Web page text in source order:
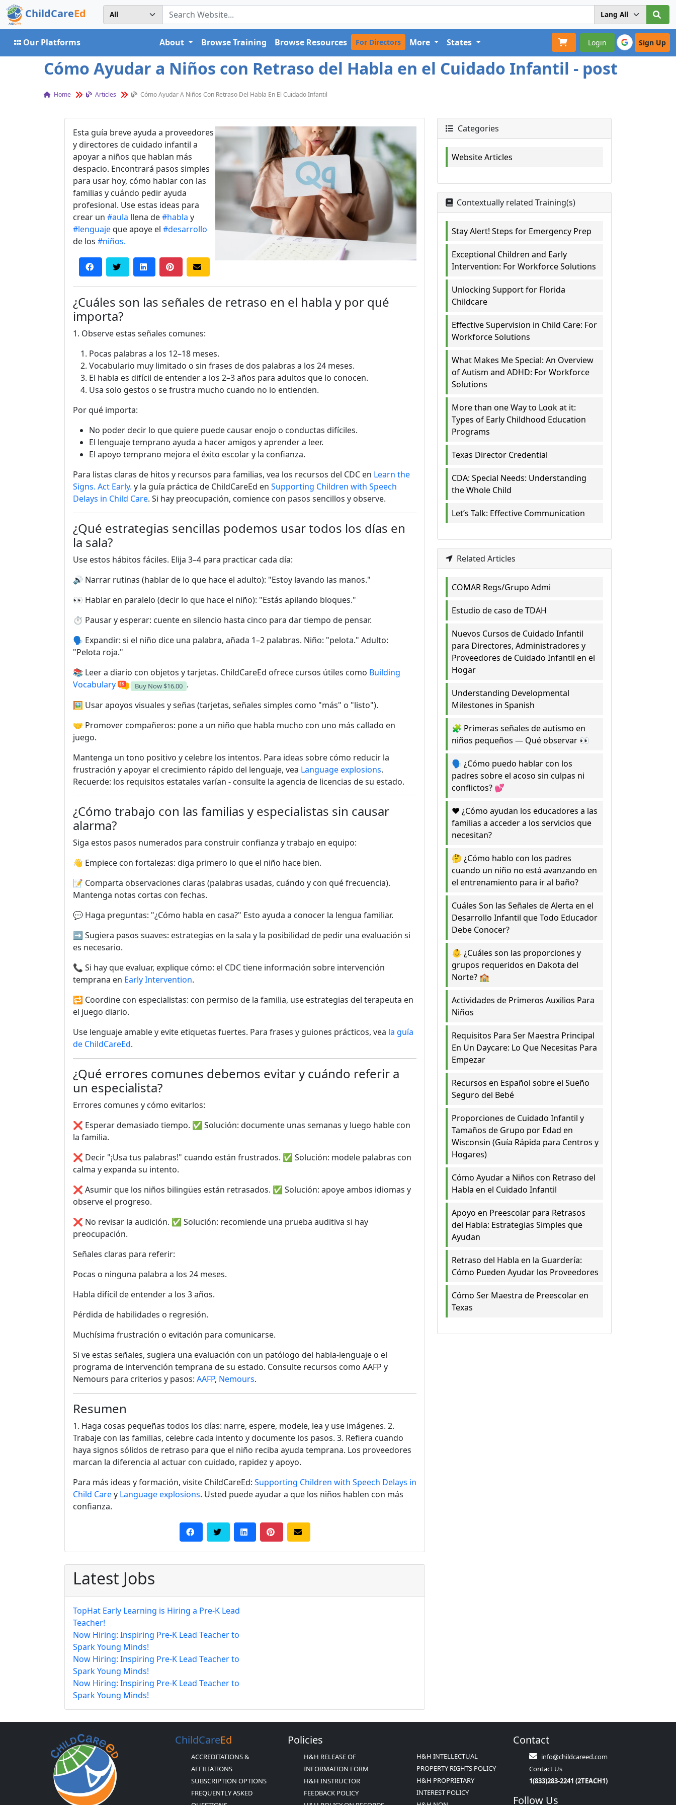
ChildCareEd
Our Platforms Login Sign Up
About Browse Training Browse Resources For Directors More States
Cómo Ayudar a Niños con Retraso del Habla en el Cuidado Infantil - post
Home Articles Cómo Ayudar A Niños Con Retraso Del Habla En El Cuidado Infantil
Esta guía breve ayuda a proveedores
y directores de cuidado infantil a
apoyar a niños que hablan más
despacio. Encontrará pasos simples
para usar hoy, cómo hablar con las
familias y cuándo pedir ayuda
profesional. Use estas ideas para
crear un #aula llena de#habla y
#lenguajeque apoye el #desarrollo
de los #niños.
¿Cuáles son las señales de retraso en el habla y por qué
importa?
1. Observe estas señales comunes:
Pocas palabras a los 12–18 meses.
Vocabulario muy limitado o sin frases de dos palabras a los 24 meses.
El habla es difícil de entender a los 2–3 años para adultos que lo conocen.
Usa solo gestos o se frustra mucho cuando no lo entienden.
Por qué importa:
No poder decir lo que quiere puede causar enojo o conductas difíciles.
El lenguaje temprano ayuda a hacer amigos y aprender a leer.
El apoyo temprano mejora el éxito escolar y la confianza.
Para listas claras de hitos y recursos para familias, vea los recursos del CDC en Learn the
Signs. Act Early. y la guía práctica de ChildCareEd en Supporting Children with Speech
Delays in Child Care. Si hay preocupación, comience con pasos sencillos y observe.
¿Qué estrategias sencillas podemos usar todos los días en
la sala?
Use estos hábitos fáciles. Elija 3–4 para practicar cada día:
🔊 Narrar rutinas (hablar de lo que hace el adulto): "Estoy lavando las manos."
👀 Hablar en paralelo (decir lo que hace el niño): "Estás apilando bloques."
⏱️ Pausar y esperar: cuente en silencio hasta cinco para dar tiempo de pensar.
🗣️ Expandir: si el niño dice una palabra, añada 1–2 palabras. Niño: "pelota." Adulto:
"Pelota roja."
📚 Leer a diario con objetos y tarjetas. ChildCareEd ofrece cursos útiles como Building
Vocabulary
Buy Now $16.00 .
🖼️ Usar apoyos visuales y señas (tarjetas, señales simples como "más" o "listo").
🤝 Promover compañeros: pone a un niño que habla mucho con uno más callado en
juego.
Mantenga un tono positivo y celebre los intentos. Para ideas sobre cómo reducir la
frustración y apoyar el crecimiento rápido del lenguaje, vea Language explosions.
Recuerde: los requisitos estatales varían - consulte la agencia de licencias de su estado.
¿Cómo trabajo con las familias y especialistas sin causar
alarma?
Siga estos pasos numerados para construir confianza y trabajo en equipo:
👋 Empiece con fortalezas: diga primero lo que el niño hace bien.
📝 Comparta observaciones claras (palabras usadas, cuándo y con qué frecuencia).
Mantenga notas cortas con fechas.
💬 Haga preguntas: "¿Cómo habla en casa?" Esto ayuda a conocer la lengua familiar.
➡️ Sugiera pasos suaves: estrategias en la sala y la posibilidad de pedir una evaluación si
es necesario.
📞 Si hay que evaluar, explique cómo: el CDC tiene información sobre intervención
temprana en Early Intervention.
🔁 Coordine con especialistas: con permiso de la familia, use estrategias del terapeuta en
el juego diario.
Use lenguaje amable y evite etiquetas fuertes. Para frases y guiones prácticos, vea la guía
de ChildCareEd.
¿Qué errores comunes debemos evitar y cuándo referir a
un especialista?
Errores comunes y cómo evitarlos:
❌ Esperar demasiado tiempo. ✅ Solución: documente unas semanas y luego hable con
la familia.
❌ Decir "¡Usa tus palabras!" cuando están frustrados. ✅ Solución: modele palabras con
calma y expanda su intento.
❌ Asumir que los niños bilingües están retrasados. ✅ Solución: apoye ambos idiomas y
observe el progreso.
❌ No revisar la audición. ✅ Solución: recomiende una prueba auditiva si hay
preocupación.
Señales claras para referir:
Pocas o ninguna palabra a los 24 meses.
Habla difícil de entender a los 3 años.
Pérdida de habilidades o regresión.
Muchísima frustración o evitación para comunicarse.
Si ve estas señales, sugiera una evaluación con un patólogo del habla-lenguaje o el
programa de intervención temprana de su estado. Consulte recursos como AAFP y
Nemours para criterios y pasos: AAFP, Nemours.
Resumen
1. Haga cosas pequeñas todos los días: narre, espere, modele, lea y use imágenes. 2.
Trabaje con las familias, celebre cada intento y documente los pasos. 3. Refiera cuando
haya signos sólidos de retraso para que el niño reciba ayuda temprana. Los proveedores
marcan la diferencia al actuar con cuidado, rapidez y apoyo.
Para más ideas y formación, visite ChildCareEd: Supporting Children with Speech Delays in
Child Carey Language explosions. Usted puede ayudar a que los niños hablen con más
confianza.
Latest Jobs
TopHat Early Learning is Hiring a Pre-K Lead
Teacher!
Now Hiring: Inspiring Pre-K Lead Teacher to
Spark Young Minds!
Now Hiring: Inspiring Pre-K Lead Teacher to
Spark Young Minds!
Now Hiring: Inspiring Pre-K Lead Teacher to
Spark Young Minds!
Categories
Website Articles
Contextually related Training(s)
Stay Alert! Steps for Emergency Prep
Exceptional Children and Early
Intervention: For Workforce Solutions
Unlocking Support for Florida
Childcare
Effective Supervision in Child Care: For
Workforce Solutions
What Makes Me Special: An Overview
of Autism and ADHD: For Workforce
Solutions
More than one Way to Look at it:
Types of Early Childhood Education
Programs
Texas Director Credential
CDA: Special Needs: Understanding
the Whole Child
Let’s Talk: Effective Communication
Related Articles
COMAR Regs/Grupo Admi
Estudio de caso de TDAH
Nuevos Cursos de Cuidado Infantil
para Directores, Administradores y
Proveedores de Cuidado Infantil en el
Hogar
Understanding Developmental
Milestones in Spanish
🧩 Primeras señales de autismo en
niños pequeños — Qué observar 👀
🗣️ ¿Cómo puedo hablar con los
padres sobre el acoso sin culpas ni
conflictos? 💕
❤️ ¿Cómo ayudan los educadores a las
familias a acceder a los servicios que
necesitan?
🤔 ¿Cómo hablo con los padres
cuando un niño no está avanzando en
el entrenamiento para ir al baño?
Cuáles Son las Señales de Alerta en el
Desarrollo Infantil que Todo Educador
Debe Conocer?
👶 ¿Cuáles son las proporciones y
grupos requeridos en Dakota del
Norte? 🏫
Actividades de Primeros Auxilios Para
Niños
Requisitos Para Ser Maestra Principal
En Un Daycare: Lo Que Necesitas Para
Empezar
Recursos en Español sobre el Sueño
Seguro del Bebé
Proporciones de Cuidado Infantil y
Tamaños de Grupo por Edad en
Wisconsin (Guía Rápida para Centros y
Hogares)
Cómo Ayudar a Niños con Retraso del
Habla en el Cuidado Infantil
Apoyo en Preescolar para Retrasos
del Habla: Estrategias Simples que
Ayudan
Retraso del Habla en la Guardería:
Cómo Pueden Ayudar los Proveedores
Cómo Ser Maestra de Preescolar en
Texas
ChildCareEd
ACCREDITATIONS &
AFFILIATIONS
SUBSCRIPTION OPTIONS
FREQUENTLY ASKED
Policies
H&H RELEASE OF
INFORMATION FORM
H&H INSTRUCTOR
FEEDBACK POLICY
H&H INTELLECTUAL
PROPERTY RIGHTS POLICY
H&H PROPRIETARY
INTEREST POLICY
Contact
info@childcareed.com
Contact Us
1(833)283-2241 (2TEACH1)
Follow Us